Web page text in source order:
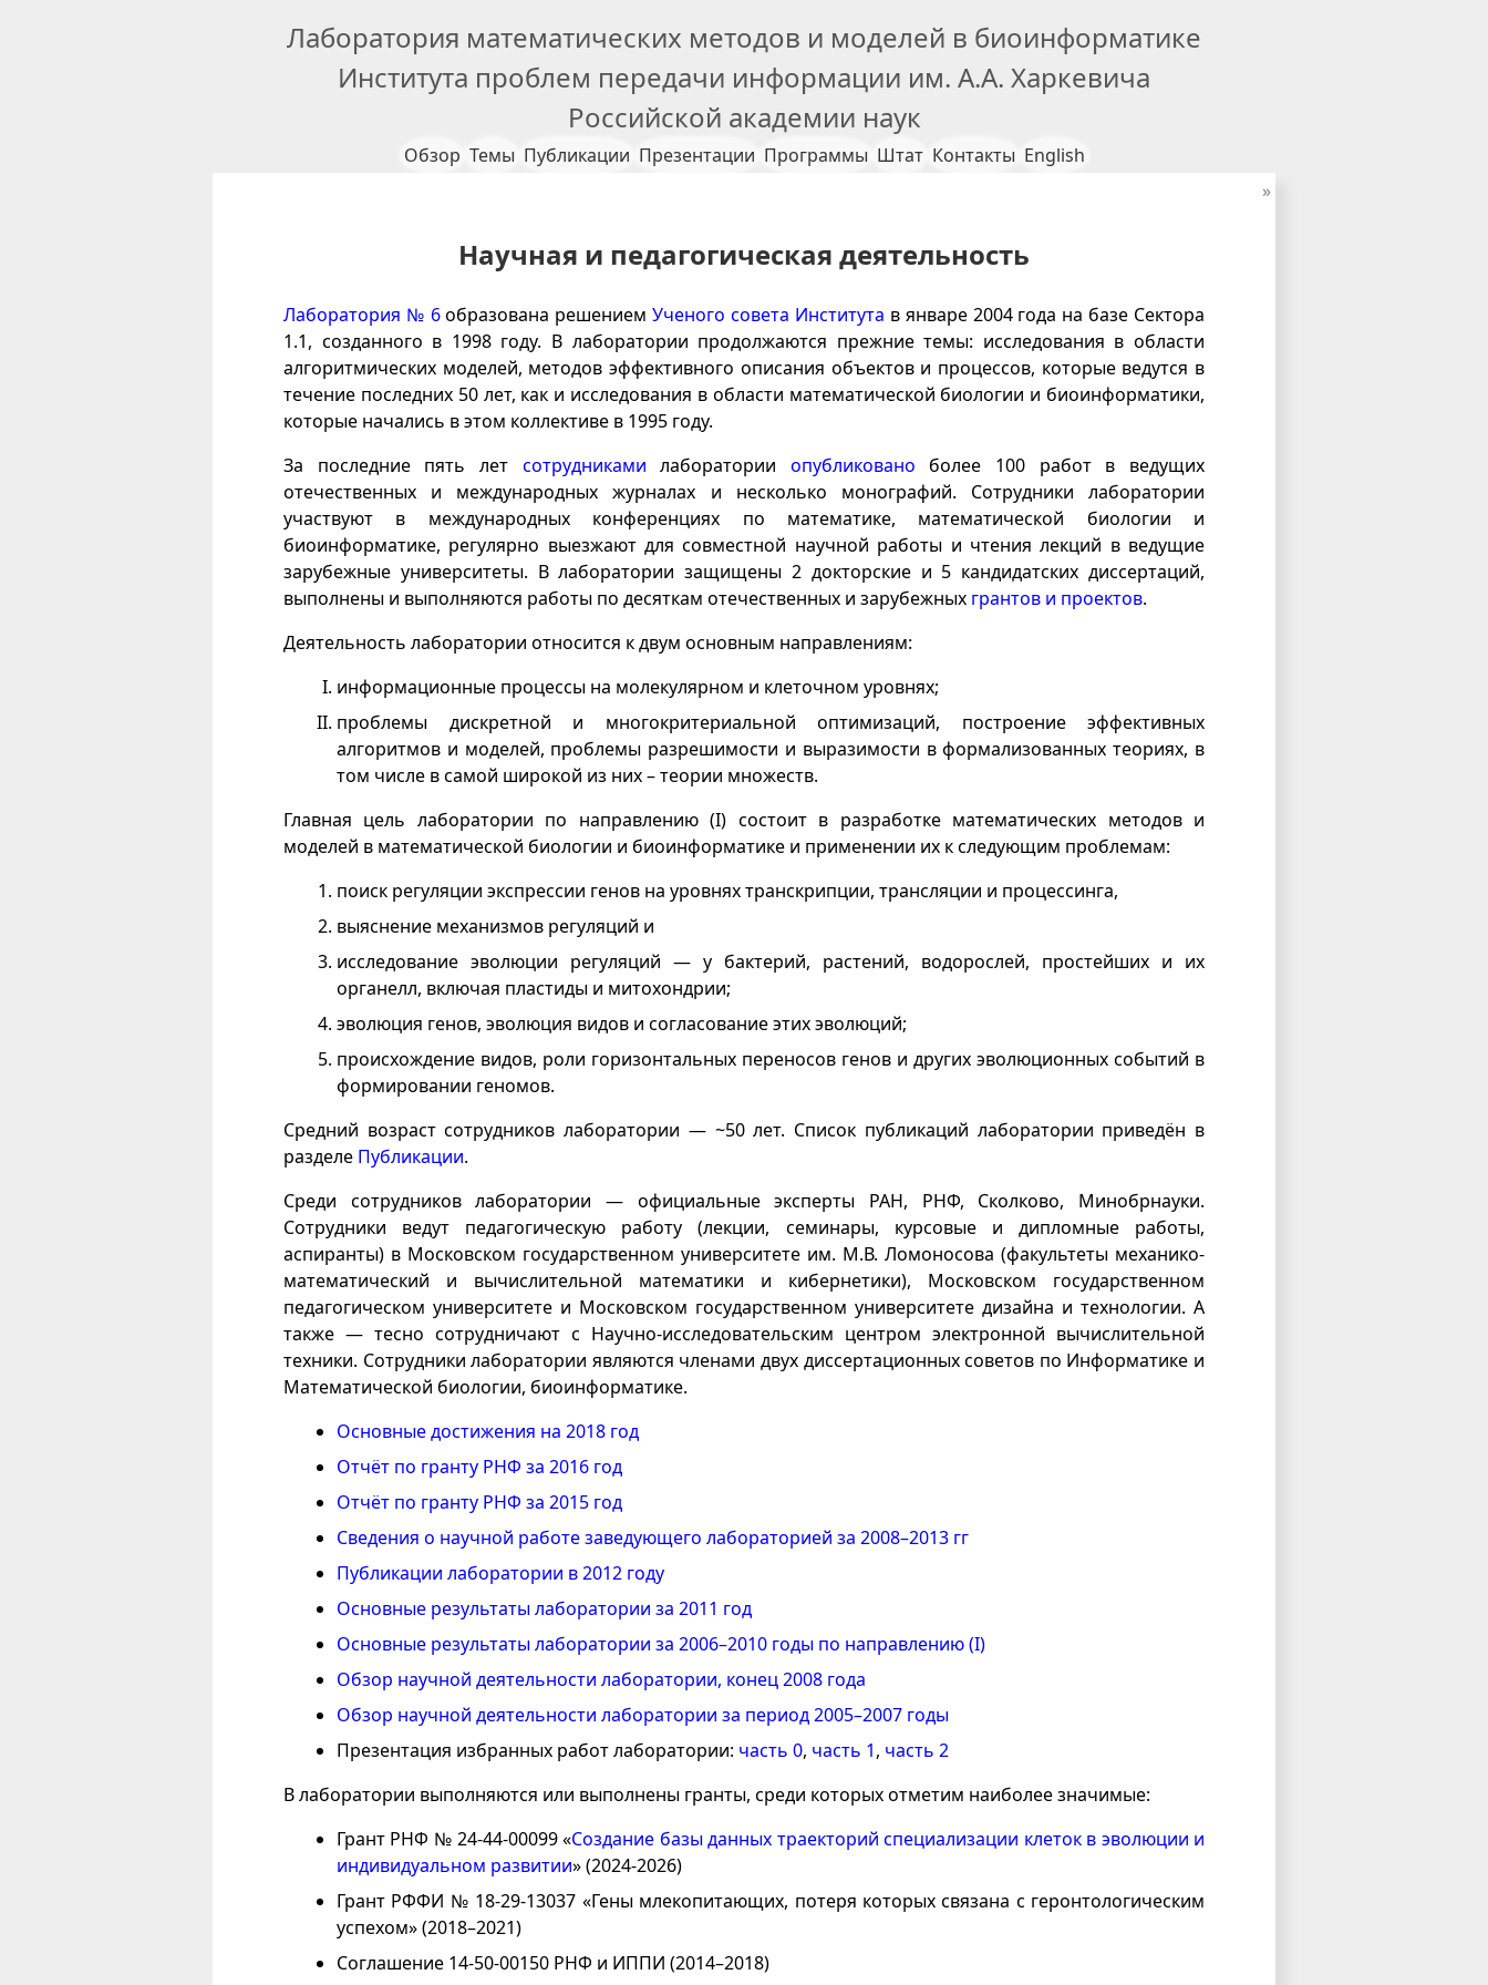
Лаборатория математических методов и моделей в биоинформатике
Института проблем передачи информации им. А.А. Харкевича
Российской академии наук
English
Обзор Темы Публикации Презентации Программы Штат Контакты
Научная и педагогическая деятельность
Лаборатория № 6образована решениемУченого совета Института в январе 2004 года на базе Сектора
1.1, созданного в 1998 году. В лаборатории продолжаются прежние темы: исследования в области
алгоритмических моделей, методов эффективного описания объектов и процессов, которые ведутся в
течение последних 50 лет, как и исследования в области математической биологии и биоинформатики,
которые начались в этом коллективе в 1995 году.
За последние пять лет сотрудниками лаборатории опубликовано более 100 работ в ведущих
отечественных и международных журналах и несколько монографий. Сотрудники лаборатории
участвуют в международных конференциях по математике, математической биологии и
биоинформатике, регулярно выезжают для совместной научной работы и чтения лекций в ведущие
зарубежные университеты. В лаборатории защищены 2 докторские и 5 кандидатских диссертаций,
выполнены и выполняются работы по десяткам отечественных и зарубежных грантов и проектов.
Деятельность лаборатории относится к двум основным направлениям:
информационные процессы на молекулярном и клеточном уровнях;
проблемы дискретной и многокритериальной оптимизаций, построение эффективных
алгоритмов и моделей, проблемы разрешимости и выразимости в формализованных теориях, в
том числе в самой широкой из них – теории множеств.
Главная цель лаборатории по направлению (I) состоит в разработке математических методов и
моделей в математической биологии и биоинформатике и применении их к следующим проблемам:
поиск регуляции экспрессии генов на уровнях транскрипции, трансляции и процессинга,
выяснение механизмов регуляций и
исследование эволюции регуляций — у бактерий, растений, водорослей, простейших и их
органелл, включая пластиды и митохондрии;
эволюция генов, эволюция видов и согласование этих эволюций;
происхождение видов, роли горизонтальных переносов генов и других эволюционных событий в
формировании геномов.
Средний возраст сотрудников лаборатории — ~50 лет. Список публикаций лаборатории приведён в
разделе Публикации.
Среди сотрудников лаборатории — официальные эксперты РАН, РНФ, Сколково, Минобрнауки.
Сотрудники ведут педагогическую работу (лекции, семинары, курсовые и дипломные работы,
аспиранты) в Московском государственном университете им. М.В. Ломоносова (факультеты механико-
математический и вычислительной математики и кибернетики), Московском государственном
педагогическом университете и Московском государственном университете дизайна и технологии. А
также — тесно сотрудничают с Научно-исследовательским центром электронной вычислительной
техники. Сотрудники лаборатории являются членами двух диссертационных советов по Информатике и
Математической биологии, биоинформатике.
Основные достижения на 2018 год
Отчёт по гранту РНФ за 2016 год
Отчёт по гранту РНФ за 2015 год
Сведения о научной работе заведующего лабораторией за 2008–2013 гг
Публикации лаборатории в 2012 году
Основные результаты лаборатории за 2011 год
Основные результаты лаборатории за 2006–2010 годы по направлению (I)
Обзор научной деятельности лаборатории, конец 2008 года
Обзор научной деятельности лаборатории за период 2005–2007 годы
Презентация избранных работ лаборатории: часть 0, часть 1, часть 2
В лаборатории выполняются или выполнены гранты, среди которых отметим наиболее значимые:
Грант РНФ № 24-44-00099 «Создание базы данных траекторий специализации клеток в эволюции и
индивидуальном развитии» (2024-2026)
Грант РФФИ № 18-29-13037 «Гены млекопитающих, потеря которых связана с геронтологическим
успехом» (2018–2021)
Соглашение 14-50-00150 РНФ и ИППИ (2014–2018)